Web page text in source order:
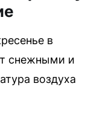
в
снежными и
воздуха